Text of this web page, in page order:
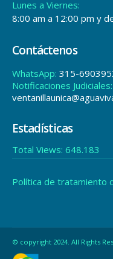
Lunes a Viernes:
8:00 am a 12:00 pm y
Contáctenos
WhatsApp: 315-
Notificaciones Judiciales:
Estadísticas
Total Views: 648.183
Política de tratamiento
© copyright 2024. All Rights